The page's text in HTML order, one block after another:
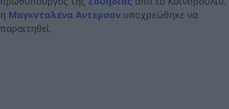
η Μαγκνταλένα Αντερσον υποχρεώθηκε να
παραιτηθεί.